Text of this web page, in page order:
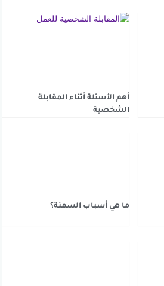
أهم الأسئلة أثناء المقابلة
الشخصية
ما هي أسباب السمنة؟